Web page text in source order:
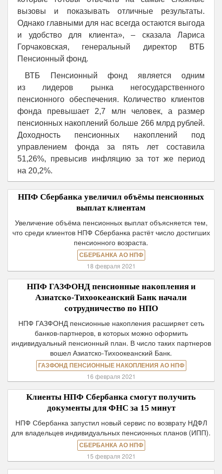
вызовы и показывать отличные результаты.
Однако главными для нас всегда остаются выгода
и удобство для клиента», – сказала Лариса
Горчаковская, генеральный директор ВТБ
Пенсионный фонд.
ВТБ Пенсионный фонд является одним
из лидеров рынка негосударственного
пенсионного обеспечения. Количество клиентов
фонда превышает 2,7 млн человек, а размер
пенсионных накоплений больше 266 млрд рублей.
Доходность пенсионных накоплений под
управлением фонда за пять лет составила
51,26%, превысив инфляцию за тот же период
на 20,2%.
НПФ Сбербанка увеличил объёмы пенсионных
выплат клиентам
Увеличение объёма пенсионных выплат объясняется тем,
что среди клиентов НПФ Сбербанка растёт число достигших
пенсионного возраста.
СБЕРБАНКА АО НПФ
18 февраля 2021
НПФ ГАЗФОНД пенсионные накопления и
Азиатско-Тихоокеанский Банк начали
сотрудничество по НПО
НПФ ГАЗФОНД пенсионные накопления расширяет сеть
банков-партнеров, в которых можно оформить
индивидуальный пенсионный план. В число таких партнеров
вошел Азиатско-Тихоокеанский Банк.
ГАЗФОНД ПЕНСИОННЫЕ НАКОПЛЕНИЯ АО НПФ
16 февраля 2021
Клиенты НПФ Сбербанка смогут получить
документы для ФНС за 15 минут
НПФ Сбербанка запустил новый сервис по возврату НДФЛ
для владельцев индивидуальных пенсионных планов (ИПП).
СБЕРБАНКА АО НПФ
15 февраля 2021